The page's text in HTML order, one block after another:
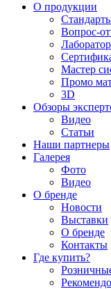
О продукции
Вопрос-
Мастер
Промо
3D
Обзоры
Видео
Статьи
Наши партнеры
Галерея
Фото
Видео
О бренде
Новости
Выставки
О бренде
Контакты
Где купить?